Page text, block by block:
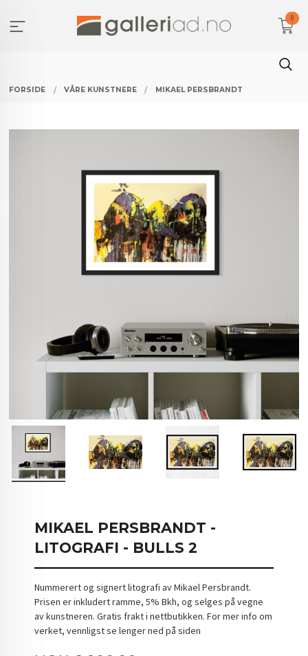
innholdet
0
FORSIDE VÅRE KUNSTNERE MIKAEL PERSBRANDT
MIKAEL PERSBRANDT -
LITOGRAFI - BULLS 2
Nummerert og signert litografi av Mikael Persbrandt.
Prisen er inkludert ramme, 5% Bkh, og selges på vegne
av kunstneren. Gratis frakt i nettbutikken. For mer info om
verket, vennligst se lenger ned på siden